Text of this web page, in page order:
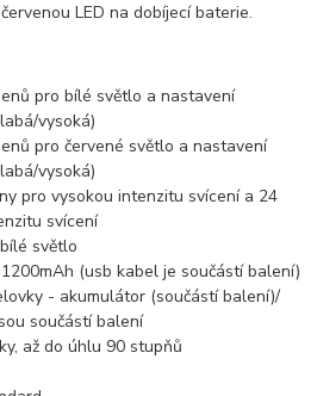
LED na dobíjecí baterie.
pro bílé světlo a nastavení
vysoká)
pro červené světlo a nastavení
vysoká)
pro vysokou intenzitu svícení a 24
svícení
světlo
(usb kabel je součástí balení)
- akumulátor (součástí balení)/
součástí balení
až do úhlu 90 stupňů